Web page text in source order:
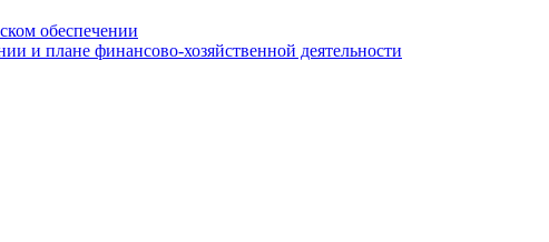
обеспечении
и плане финансово-хозяйственной деятельности